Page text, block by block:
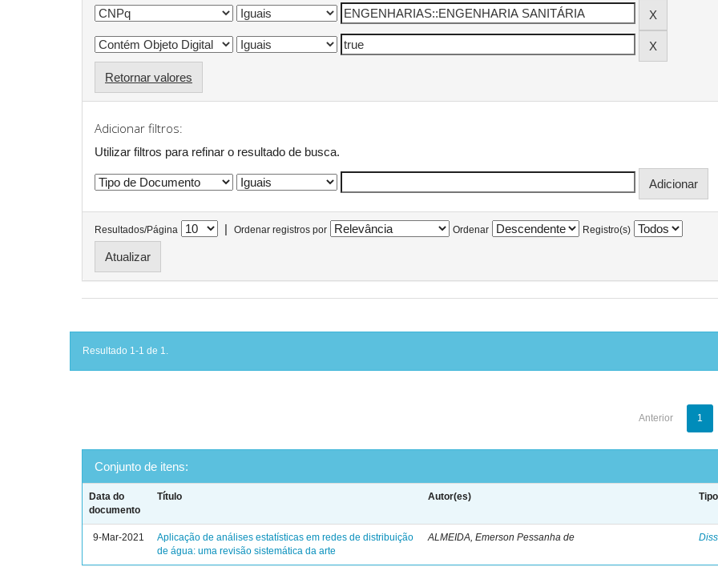
Retornar valores
Adicionar filtros:
Utilizar filtros para refinar o resultado de busca.
Resultados/Página | Ordenar registros por Ordenar Registro(s)
Resultado 1-1 de 1.
Anterior 1
Conjunto de itens:
Data do
documento
Título Autor(es) Tipo
9-Mar-2021
Aplicação de análises estatísticas em redes de distribuição
de água: uma revisão sistemática da arte
ALMEIDA, Emerson Pessanha de